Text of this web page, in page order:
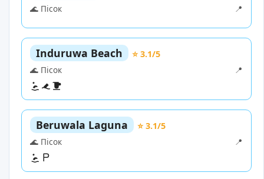
🌊 Пісок
📍
Induruwa Beach
⭐ 3.1/5
🌊 Пісок
📍
Beruwala Laguna
⭐ 3.1/5
🌊 Пісок
📍